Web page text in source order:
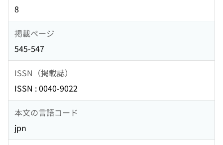
8
掲載ページ
545-547
ISSN（掲載誌）
ISSN : 0040-9022
本文の言語コード
jpn